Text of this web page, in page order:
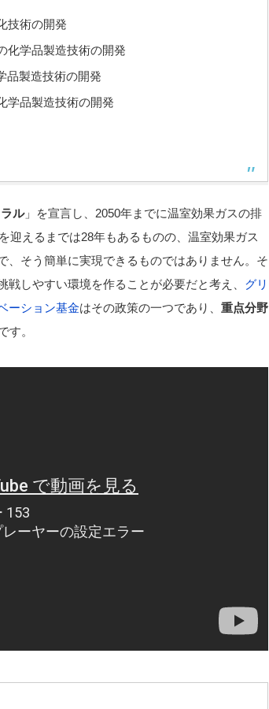
技術の開発
化学品製造技術の開発
品製造技術の開発
学品製造技術の開発
ル」を宣言し、2050年までに温室効果ガスの排
迎えるまでは28年もあるものの、温室効果ガス
そう簡単に実現できるものではありません。そ
しやすい環境を作ることが必要だと考え、 グリ
ーション基金はその政策の一つであり、 重点分野
す。